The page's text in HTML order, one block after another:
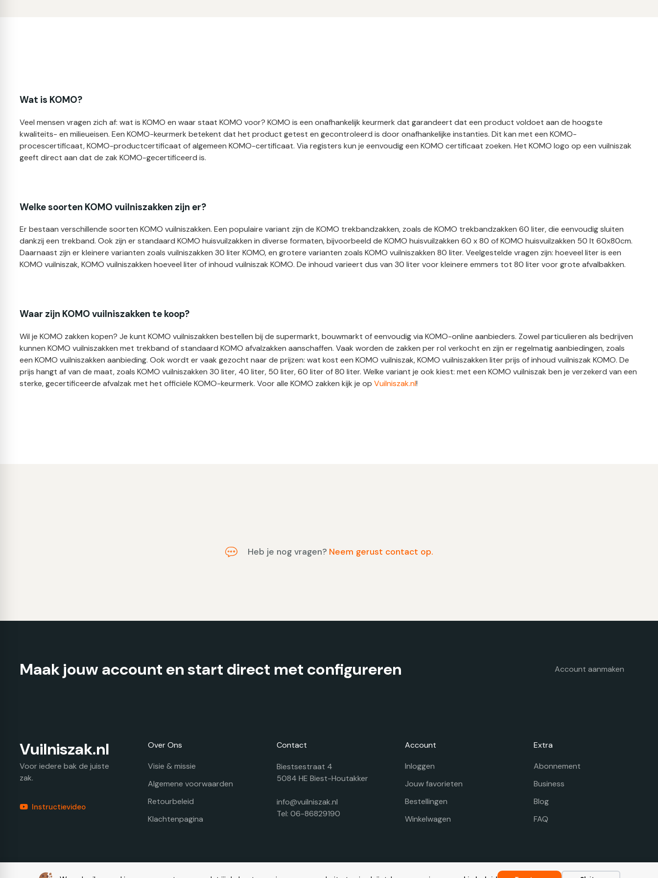
Wat is KOMO?
Veel mensen vragen zich af: wat is KOMO en waar staat KOMO voor? KOMO is een onafhankelijk keurmerk dat garandeert dat een product voldoet aan de hoogste
kwaliteits- en milieueisen. Een KOMO-keurmerk betekent dat het product getest en gecontroleerd is door onafhankelijke instanties. Dit kan met een KOMO-
procescertificaat, KOMO-productcertificaat of algemeen KOMO-certificaat. Via registers kun je eenvoudig een KOMO certificaat zoeken. Het KOMO logo op een vuilniszak
geeft direct aan dat de zak KOMO-gecertificeerd is.
Welke soorten KOMO vuilniszakken zijn er?
Er bestaan verschillende soorten KOMO vuilniszakken. Een populaire variant zijn de KOMO trekbandzakken, zoals de KOMO trekbandzakken 60 liter, die eenvoudig sluiten
dankzij een trekband. Ook zijn er standaard KOMO huisvuilzakken in diverse formaten, bijvoorbeeld de KOMO huisvuilzakken 60 x 80 of KOMO huisvuilzakken 50 lt 60x80cm.
Daarnaast zijn er kleinere varianten zoals vuilniszakken 30 liter KOMO, en grotere varianten zoals KOMO vuilniszakken 80 liter. Veelgestelde vragen zijn: hoeveel liter is een
KOMO vuilniszak, KOMO vuilniszakken hoeveel liter of inhoud vuilniszak KOMO. De inhoud varieert dus van 30 liter voor kleinere emmers tot 80 liter voor grote afvalbakken.
Waar zijn KOMO vuilniszakken te koop?
Wil je KOMO zakken kopen? Je kunt KOMO vuilniszakken bestellen bij de supermarkt, bouwmarkt of eenvoudig via KOMO-online aanbieders. Zowel particulieren als bedrijven
kunnen KOMO vuilniszakken met trekband of standaard KOMO afvalzakken aanschaffen. Vaak worden de zakken per rol verkocht en zijn er regelmatig aanbiedingen, zoals
een KOMO vuilniszakken aanbieding. Ook wordt er vaak gezocht naar de prijzen: wat kost een KOMO vuilniszak, KOMO vuilniszakken liter prijs of inhoud vuilniszak KOMO. De
prijs hangt af van de maat, zoals KOMO vuilniszakken 30 liter, 40 liter, 50 liter, 60 liter of 80 liter. Welke variant je ook kiest: met een KOMO vuilniszak ben je verzekerd van een
sterke, gecertificeerde afvalzak met het officiële KOMO-keurmerk. Voor alle KOMO zakken kijk je op Vuilniszak.nl!
Heb je nog vragen? Neem gerust contact op.
Maak jouw account en start direct met configureren Account aanmaken
Vuilniszak.nl
Voor iedere bak de juiste
zak.
Instructievideo
Over Ons
Visie & missie
Algemene voorwaarden
Retourbeleid
Klachtenpagina
Contact
Biestsestraat 4
5084 HE Biest-Houtakker
info@vuilniszak.nl
Tel: 06-86829190
Account
Inloggen
Jouw favorieten
Bestellingen
Winkelwagen
Extra
Abonnement
Business
Blog
FAQ
© Copyright 2026 – Vuilniszak.nl | Webdesign by Yooker Voorwaarden | Disclaimer Privacy|